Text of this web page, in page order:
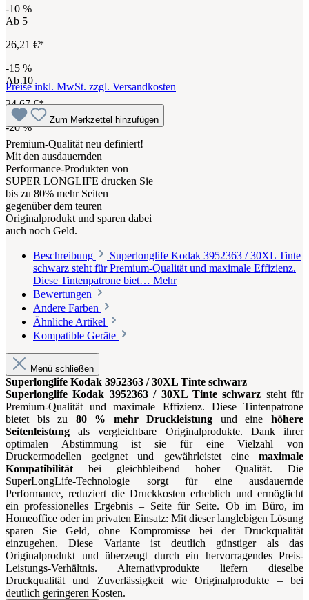
-10 %
Ab 5
26,21 €*
-15 %
Ab10
24,67 €*
-20%
Preise inkl. MwSt. zzgl. Versandkosten
Zum Merkzettel hinzufügen
Premium-Qualität neu definiert!
Mit den ausdauernden
Performance-Produkten von
SUPER LONGLIFE drucken Sie
bis zu 80% mehr Seiten
gegenüber dem teuren
Originalprodukt und sparen dabei
auch noch Geld.
Beschreibung
Superlonglife Kodak 3952363 / 30XL Tinte
schwarz steht für Premium-Qualität und maximale Effizienz.
Diese Tintenpatrone biet… Mehr
Bewertungen
Andere Farben
Ähnliche Artikel
Kompatible Geräte
Menü schließen
Superlonglife Kodak 3952363 / 30XL Tinte schwarz
Superlonglife Kodak 3952363 / 30XL Tinte schwarz steht für
Premium-Qualität und maximale Effizienz. Diese Tintenpatrone
bietet bis zu 80 % mehr Druckleistung und einehöhere
Seitenleistung als vergleichbare Originalprodukte. Dank ihrer
optimalen Abstimmung ist sie für eine Vielzahl von
Druckermodellen geeignet und gewährleistet eine maximale
Kompatibilitätbei gleichbleibend hoher Qualität. Die
SuperLongLife-Technologie sorgt für eine ausdauernde
Performance, reduziert die Druckkosten erheblich und ermöglicht
ein professionelles Ergebnis – Seite für Seite. Ob im Büro, im
Homeoffice oder im privaten Einsatz: Mit dieser langlebigen Lösung
sparen Sie Geld, ohne Kompromisse bei der Druckqualität
einzugehen. Diese Variante ist deutlich günstiger als das
Originalprodukt und überzeugt durch ein hervorragendes Preis-
Leistungs-Verhältnis. Alternativprodukte liefern dieselbe
Druckqualität und Zuverlässigkeit wie Originalprodukte – bei
deutlich geringeren Kosten.